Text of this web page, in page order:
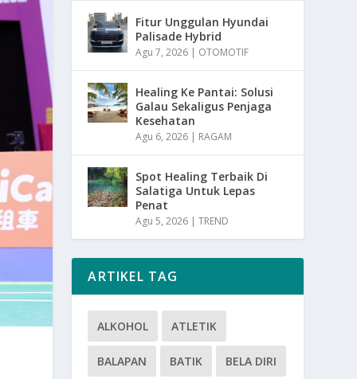
Fitur Unggulan Hyundai
Palisade Hybrid
Agu 7, 2026 | OTOMOTIF
Healing Ke Pantai: Solusi
Galau Sekaligus Penjaga
Kesehatan
Agu 6, 2026 | RAGAM
Spot Healing Terbaik Di
Salatiga Untuk Lepas
Penat
Agu 5, 2026 |TREND
ARTIKEL TAG
ALKOHOL ATLETIK
BALAPAN BATIK BELA DIRI